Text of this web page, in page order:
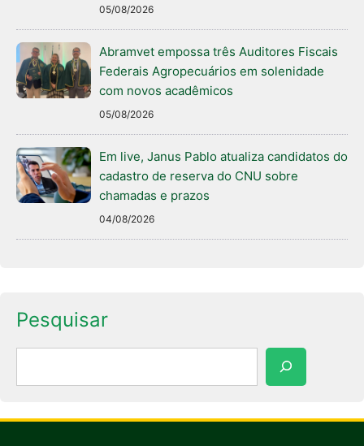
05/08/2026
Abramvet empossa três Auditores Fiscais
Federais Agropecuários em solenidade
com novos acadêmicos
05/08/2026
Em live, Janus Pablo atualiza candidatos do
cadastro de reserva do CNU sobre
chamadas e prazos
04/08/2026
Pesquisar